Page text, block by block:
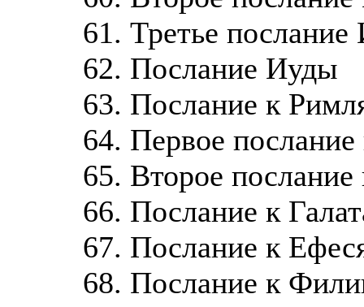
61. Третье послание
62. Послание Иуды
63. Послание к
64. Первое
65. Второе
66. Послание к
67. Послание к
68. Послание к